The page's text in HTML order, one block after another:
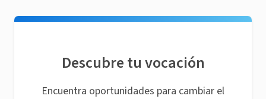
Descubre tu vocación
Encuentra oportunidades para cambiar el